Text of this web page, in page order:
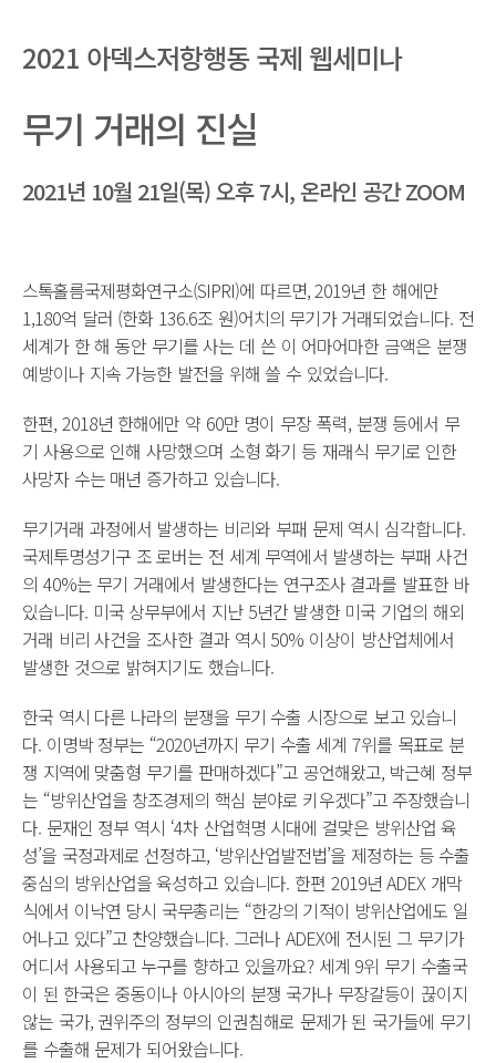
2021 아덱스저항행동 국제 웹세미나
무기 거래의 진실
2021년 10월 21일(목) 오후 7시, 온라인 공간 ZOOM
스톡홀름국제평화연구소(SIPRI)에 따르면, 2019년 한 해에만
1,180억 달러 (한화 136.6조 원)어치의 무기가 거래되었습니다. 전
세계가 한 해 동안 무기를 사는 데 쓴 이 어마어마한 금액은 분쟁
예방이나 지속 가능한 발전을 위해 쓸 수 있었습니다.
한편, 2018년 한해에만 약 60만 명이 무장 폭력, 분쟁 등에서 무
기 사용으로 인해 사망했으며 소형 화기 등 재래식 무기로 인한
사망자 수는 매년 증가하고 있습니다.
무기거래 과정에서 발생하는 비리와 부패 문제 역시 심각합니다.
국제투명성기구 조 로버는 전 세계 무역에서 발생하는 부패 사건
의 40%는 무기 거래에서 발생한다는 연구조사 결과를 발표한 바
있습니다. 미국 상무부에서 지난 5년간 발생한 미국 기업의 해외
거래 비리 사건을 조사한 결과 역시 50% 이상이 방산업체에서
발생한 것으로 밝혀지기도 했습니다.
한국 역시 다른 나라의 분쟁을 무기 수출 시장으로 보고 있습니
다. 이명박 정부는 “2020년까지 무기 수출 세계 7위를 목표로 분
쟁 지역에 맞춤형 무기를 판매하겠다”고 공언해왔고, 박근혜 정부
는 “방위산업을 창조경제의 핵심 분야로 키우겠다”고 주장했습니
다. 문재인 정부 역시 ‘4차 산업혁명 시대에 걸맞은 방위산업 육
성’을 국정과제로 선정하고, ‘방위산업발전법’을 제정하는 등 수출
중심의 방위산업을 육성하고 있습니다. 한편 2019년 ADEX 개막
식에서 이낙연 당시 국무총리는 “한강의 기적이 방위산업에도 일
어나고 있다”고 찬양했습니다. 그러나 ADEX에 전시된 그 무기가
어디서 사용되고 누구를 향하고 있을까요? 세계 9위 무기 수출국
이 된 한국은 중동이나 아시아의 분쟁 국가나 무장갈등이 끊이지
않는 국가, 권위주의 정부의 인권침해로 문제가 된 국가들에 무기
를 수출해 문제가 되어왔습니다.